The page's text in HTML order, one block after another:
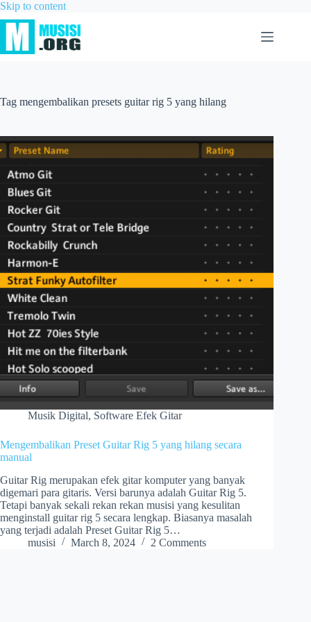
Skip to content
Tag mengembalikan presets guitar rig 5 yang hilang
Musik Digital, Software Efek Gitar
Mengembalikan Preset Guitar Rig 5 yang hilang secara
manual
Guitar Rig merupakan efek gitar komputer yang banyak
digemari para gitaris. Versi barunya adalah Guitar Rig 5.
Tetapi banyak sekali rekan rekan musisi yang kesulitan
menginstall guitar rig 5 secara lengkap. Biasanya masalah
yang terjadi adalah Preset Guitar Rig 5…
musisi
March 8, 2024 2 Comments